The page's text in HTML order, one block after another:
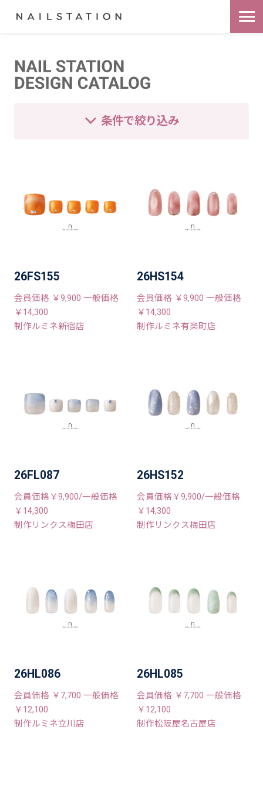
条件で絞り込み
26FS155
会員価格 ￥9,900 一般価格
￥14,300
制作ルミネ新宿店
26HS154
会員価格 ￥9,900 一般価格
￥14,300
制作ルミネ有楽町店
26FL087
会員価格￥9,900/一般価格
￥14,300
制作リンクス梅田店
26HS152
会員価格￥9,900/一般価格
￥14,300
制作リンクス梅田店
26HL086
会員価格 ￥7,700 一般価格
￥12,100
制作ルミネ立川店
26HL085
会員価格 ￥7,700 一般価格
￥12,100
制作松阪屋名古屋店